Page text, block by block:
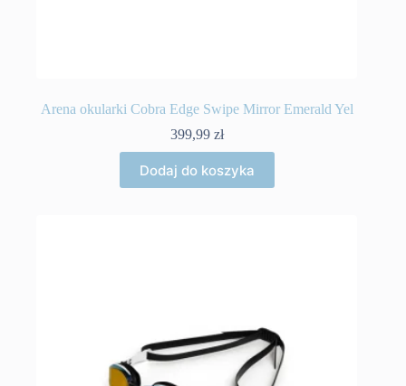
Arena okularki Cobra Edge Swipe Mirror Emerald Yel
399,99 zł
Dodaj do koszyka